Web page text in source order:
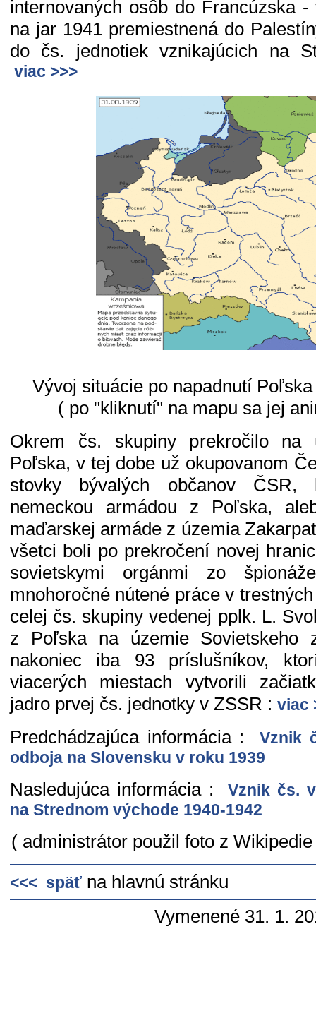
internovaných osôb do Francúzska
na jar 1941 premiestnená do
do čs. jednotiek vznikajúcich na
viac >>>
Vývoj situácie po napadnutí
( po "kliknutí" na mapu sa jej
Okrem čs. skupiny prekročilo na
Poľska, v tej dobe už okupovanom
stovky bývalých občanov
nemeckou armádou z Poľska,
maďarskej armáde z územia
všetci boli po prekročení novej
sovietskymi orgánmi zo
mnohoročné nútené práce v
celej čs. skupiny vedenej pplk. L.
z Poľska na územie Sovietskeho
nakoniec iba 93 príslušníkov,
viacerých miestach vytvorili
jadro prvej čs. jednotky v ZSSR : viac
Predchádzajúca informácia :
Vznik
odboja na Slovensku v roku 1939
Nasledujúca informácia :
Vznik čs.
na Strednom východe 1940-1942
( administrátor použil foto z
<<< späť na hlavnú stránku
Vymenené 31. 1.